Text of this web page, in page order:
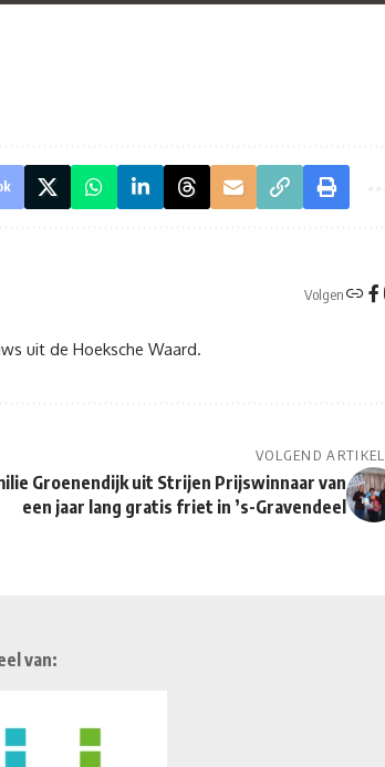
Volgen
uit de Hoeksche Waard.
VOLGEND ARTIKEL
Groenendijk uit Strijen Prijswinnaar van
een jaar lang gratis friet in ’s-Gravendeel
van: